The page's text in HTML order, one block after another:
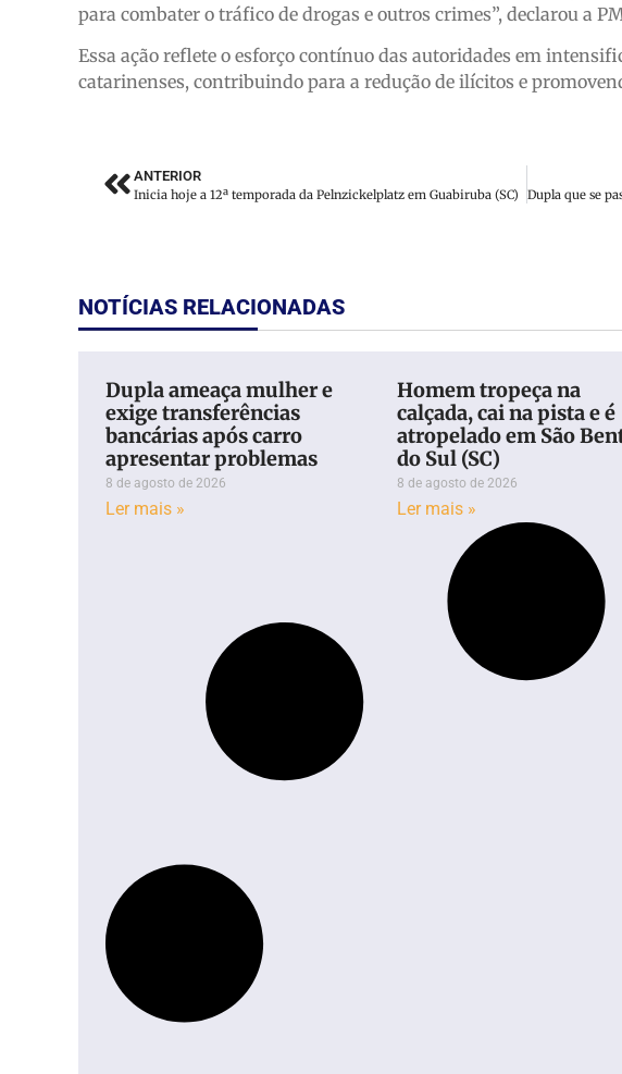
para combater o tráfico de drogas e outros crimes”, declarou a
Essa ação reflete o esforço contínuo das autoridades em
catarinenses, contribuindo para a redução de ilícitos e
ANTERIOR
Inicia hoje a 12ª temporada da Pelnzickelplatz em Guabiruba (SC)
NOTÍCIAS RELACIONADAS
Dupla ameaça mulher e
exige transferências
bancárias após carro
apresentar problemas
8 de agosto de 2026
Ler mais »
Homem tropeça na
calçada, cai na pista e é
atropelado em São
do Sul (SC)
8 de agosto de 2026
Ler mais »